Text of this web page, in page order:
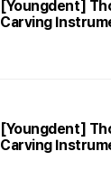
[Youngdent]
Carving
[Youngdent]
Carving